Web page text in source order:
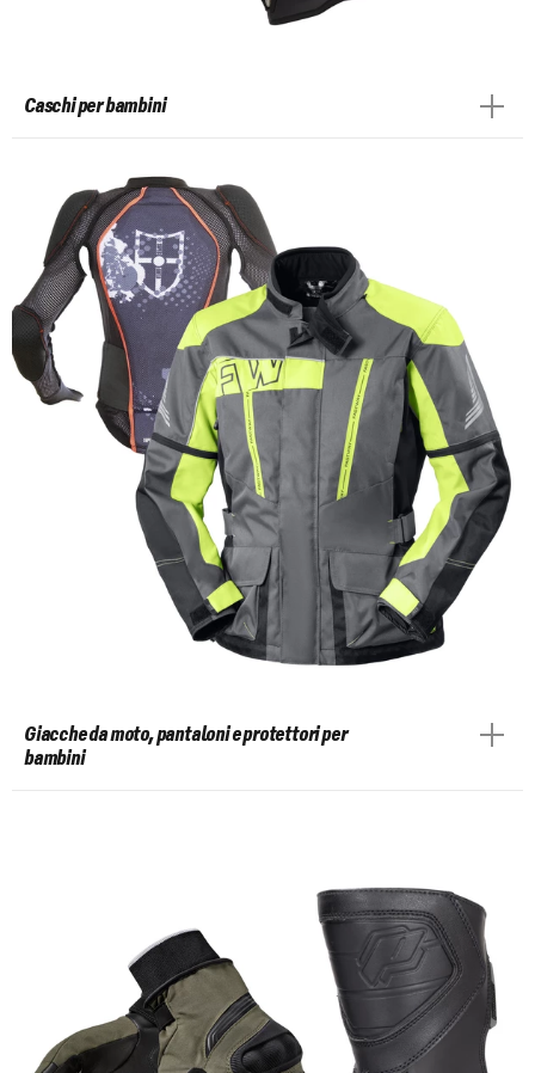
Caschi per bambini
Giacche da moto, pantaloni e protettori per
bambini